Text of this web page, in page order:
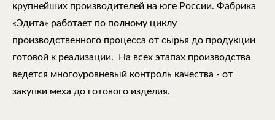
крупнейших производителей на юге России. Фабрика
«Эдита» работает по полному циклу
производственного процесса от сырья до продукции
готовой к реализации. На всех этапах производства
ведется многоуровневый контроль качества - от
закупки меха до готового изделия.